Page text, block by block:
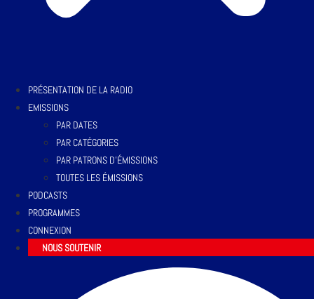
PRÉSENTATION DE LA RADIO
EMISSIONS
PAR DATES
PAR CATÉGORIES
PAR PATRONS D’ÉMISSIONS
TOUTES LES ÉMISSIONS
PODCASTS
PROGRAMMES
CONNEXION
NOUS SOUTENIR